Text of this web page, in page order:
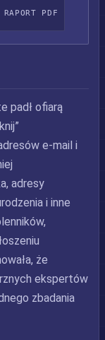
PDF
padł ofiarą
e-mail i
adresy
i inne
że
ekspertów
zbadania